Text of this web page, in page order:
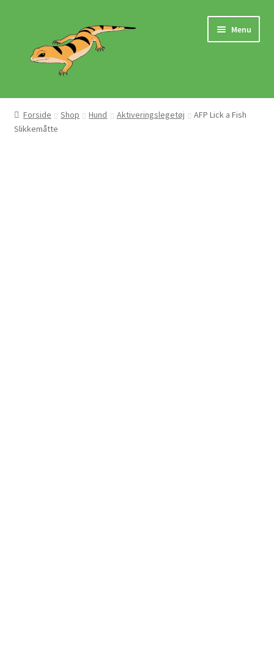
navigation
indhold
Menu
Hjem
Butik
Forside Shop Hund Aktiveringslegetøj
AFP Lick a Fish
Slikkemåtte